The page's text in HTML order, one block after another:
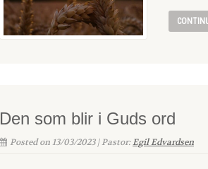
Den som blir i Guds ord
Posted on 13/03/2023 | Pastor:Egil Edvardsen